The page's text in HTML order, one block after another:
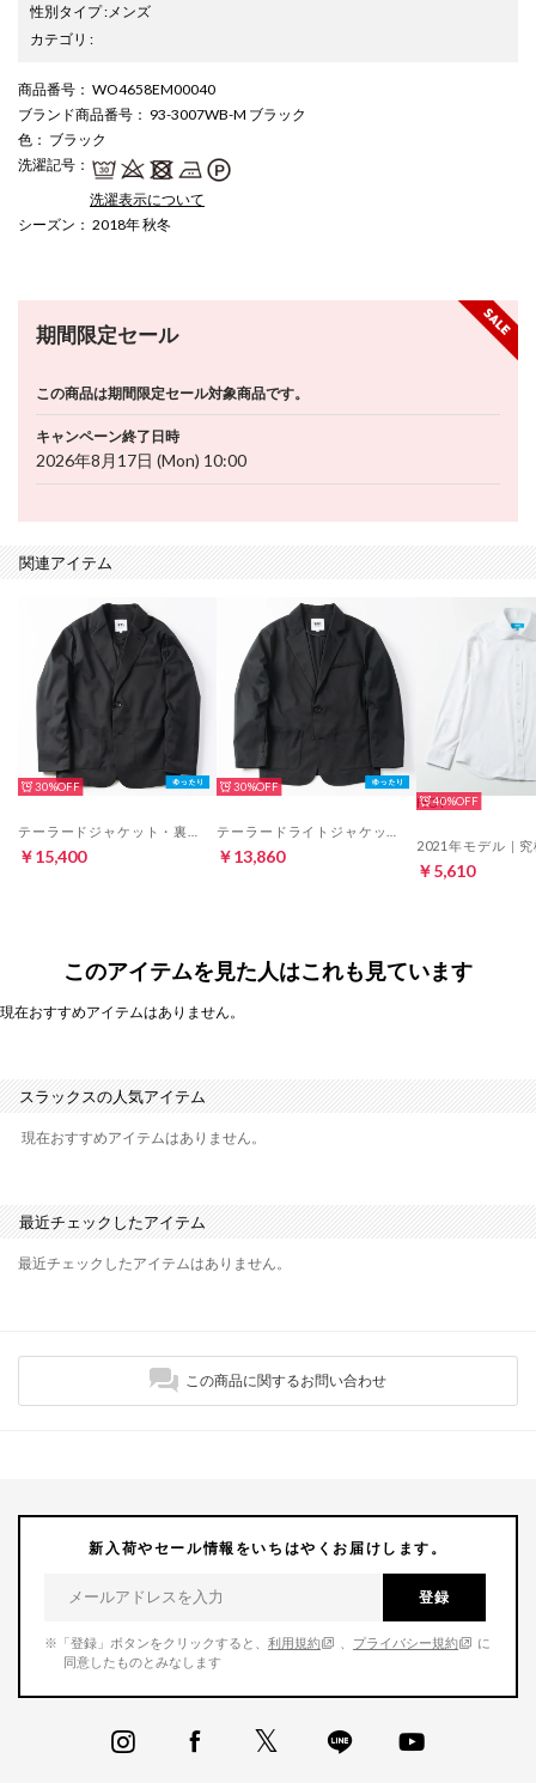
性別タイプ: メンズ
カテゴリ :
商品番号 ： WO4658EM00040
ブランド商品番号 ： 93-3007WB-M ブラック
色 ： ブラック
洗濯記号 ：
洗濯表示について
シーズン ： 2018年 秋冬
期間限定セール
この商品は期間限定セール対象商品です。
キャンペーン終了日時
2026年8月17日 (Mon) 10:00
関連アイテム
30%
￥15,400
30%
￥13,860
HOT40%
￥5,610
このアイテムを見た人はこれも見ています
現在おすすめアイテムはありません。
スラックスの人気アイテム
現在おすすめアイテムはありません。
最近チェックしたアイテム
最近チェックしたアイテムはありません。
この商品に関するお問い合わせ
新入荷やセール情報をいちはやくお届けします。
登録
※「登録」ボタンをクリックすると、 利用規約 プライバシー規約
に
同意したものとみなします